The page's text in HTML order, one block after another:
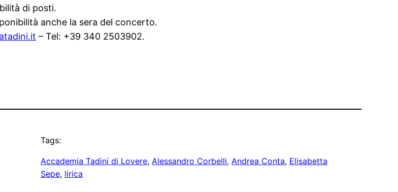
di posti.
anche la sera del concerto.
it – Tel: +39 340 2503902.
Tags:
Accademia Tadini di Lovere, Alessandro Corbelli, Andrea Conta, Elisabetta
Sepe, lirica